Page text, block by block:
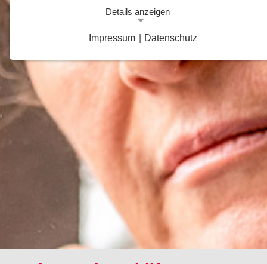
Details anzeigen
Notwendige Cookies ermöglichen grundlegende
Funktionen und sind für die einwandfreie Funktion
der Website erforderlich.
Google Analytics Opt-Out-Cookie
Name:
gaOptout
Dieser Cookie speichert die gewählte
Einverständnisoption bezüglich Google Analytics
1 Jahr
Impressum Datenschutz